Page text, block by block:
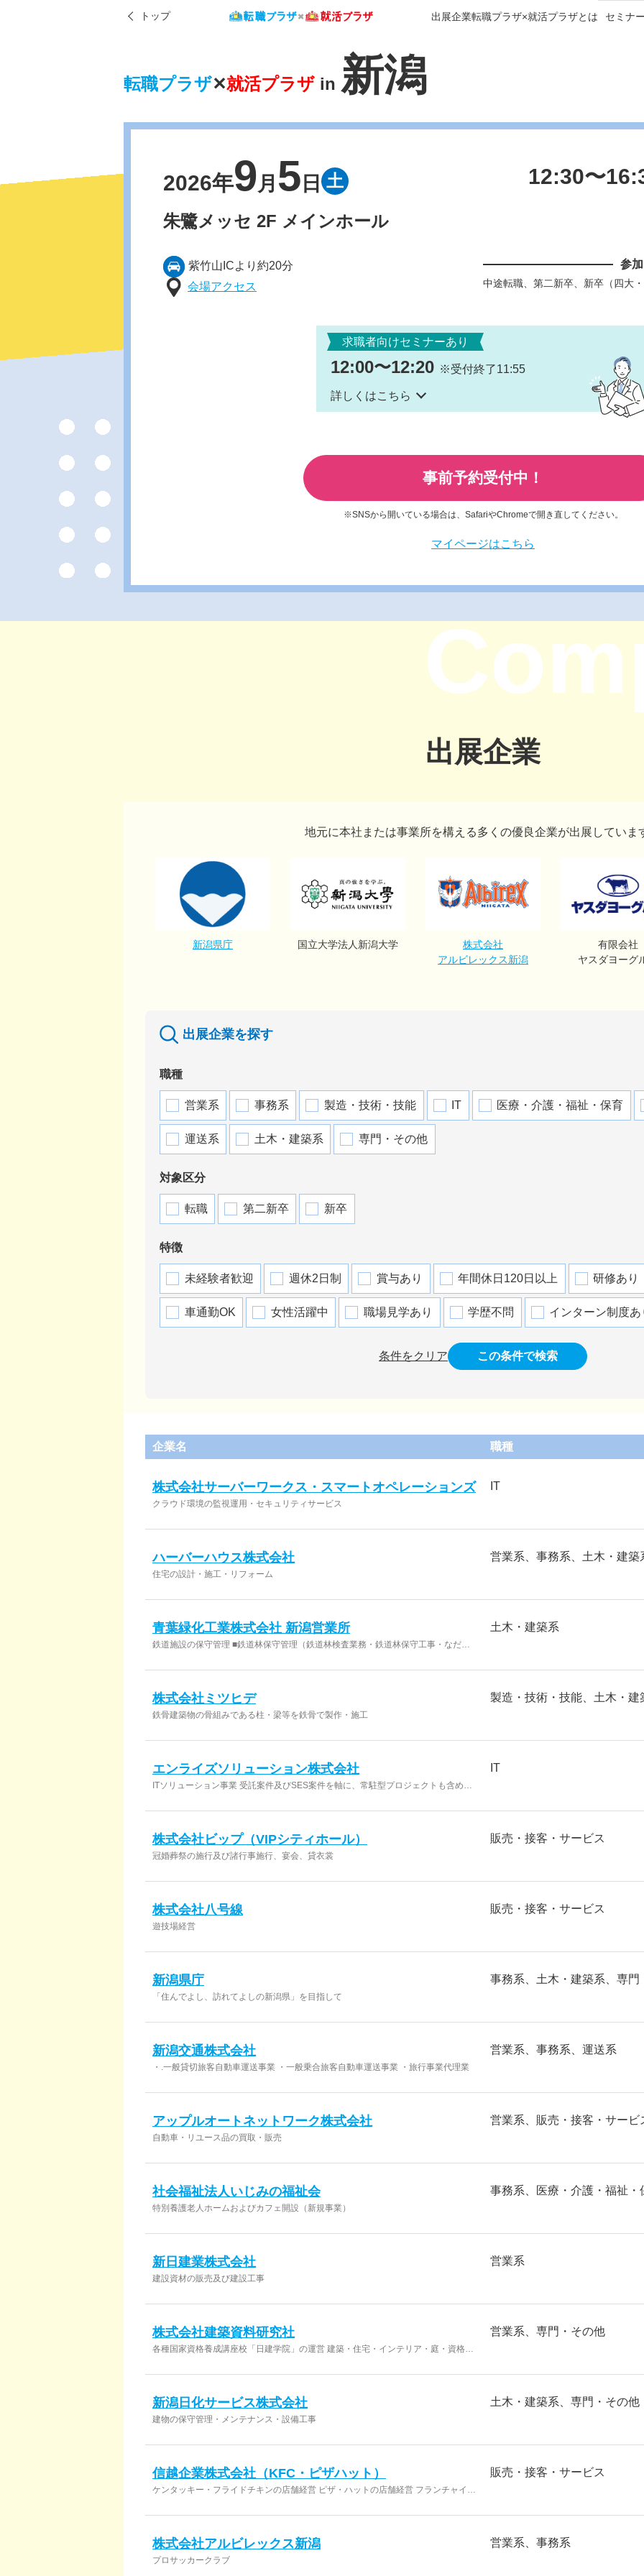
トップ 出展企業転職プラザ×就活プラザとは セミナ
転職プラザ✕就活プラザ in 新潟
2026年9月 5 日 土 12:30〜
朱鷺メッセ 2F メインホール
紫竹山ICより約20分
会場アクセス
参
中途転職、第二新卒、新卒（四大
求職者向けセミナーあり
12:00〜12:20 ※受付終了11:55
詳しくはこちら
事前予約受付中！
※SNSから開いている場合は、SafariやChromeで開き直してください。
マイページはこちら
出展企業
地元に本社または事業所を構える多くの優良企業が出展していま
新潟県庁 国立大学法人新潟大学
株式会社
アルビレックス新潟
有限会社
ヤスダヨーグ
出展企業を探す
職種
営業系 事務系 製造・技術・技能 IT 医療・介護・福祉・保育
運送系 土木・建築系 専門・その他
対象区分
転職 第二新卒 新卒
特徴
未経験者歓迎 週休2日制 賞与あり 年間休日120日以上 研修あり
車通勤OK 女性活躍中 職場見学あり 学歴不問 インターン制度あ
条件をクリア この条件で検索
企業名 職種
株式会社サーバーワークス・スマートオペレーションズ
クラウド環境の監視運⽤・セキュリティサービス
IT
ハーバーハウス株式会社
住宅の設計・施工・リフォーム
営業系 事務系 土木・建築
青葉緑化工業株式会社 新潟営業所
鉄道施設の保守管理 ■鉄道林保守管理（鉄道林検査業務・鉄道林保守工事・なだれ
（公園維持管理・環境保全林）
土木・建築系
株式会社ミツヒデ
鉄骨建築物の骨組みである柱・梁等を鉄骨で製作・施工
製造・技術・技能 土木・建
エンライズソリューション株式会社
ITソリューション事業 受託案件及びSES案件を軸に、常駐型プロジェクトも含めた
IT
株式会社ビップ（VIPシティホール）
冠婚葬祭の施行及び諸行事施行、宴会、貸衣裳
販売・接客・サービス
株式会社八号線
遊技場経営
販売・接客・サービス
新潟県庁
「住んでよし、訪れてよしの新潟県」を目指して
事務系 土木・建築系 専門
新潟交通株式会社
・.一般貸切旅客自動車運送事業 ・一般乗合旅客自動車運送事業 ・旅行事業代理業
営業系 事務系 運送系
アップルオートネットワーク株式会社
自動車・リユース品の買取・販売
営業系 販売・接客・サービ
社会福祉法人いじみの福祉会
特別養護老人ホームおよびカフェ開設（新規事業）
事務系 医療・介護・福祉・
新日建業株式会社
建設資材の販売及び建設工事
営業系
株式会社建築資料研究社
各種国家資格養成講座校「日建学院」の運営 建築・住宅・インテリア・庭・資格の
用品販売) など
営業系 専門・その他
新潟日化サービス株式会社
建物の保守管理・メンテナンス・設備工事
土木・建築系 専門・その他
信越企業株式会社（KFC・ピザハット）
ケンタッキー・フライドチキンの店舗経営 ピザ・ハットの店舗経営 フランチャイズ
販売・接客・サービス
株式会社アルビレックス新潟
プロサッカークラブ
営業系 事務系